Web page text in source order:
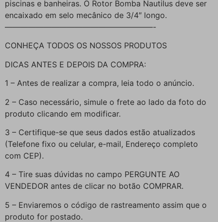
piscinas e banheiras. O Rotor Bomba Nautilus deve ser
encaixado em selo mecânico de 3/4″ longo.
———————————————————-
CONHEÇA TODOS OS NOSSOS PRODUTOS
DICAS ANTES E DEPOIS DA COMPRA:
1 – Antes de realizar a compra, leia todo o anúncio.
2 – Caso necessário, simule o frete ao lado da foto do
produto clicando em modificar.
3 – Certifique-se que seus dados estão atualizados
(Telefone fixo ou celular, e-mail, Endereço completo
com CEP).
4 – Tire suas dúvidas no campo PERGUNTE AO
VENDEDOR antes de clicar no botão COMPRAR.
5 – Enviaremos o código de rastreamento assim que o
produto for postado.